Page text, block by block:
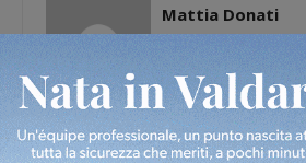
Mattia Donati